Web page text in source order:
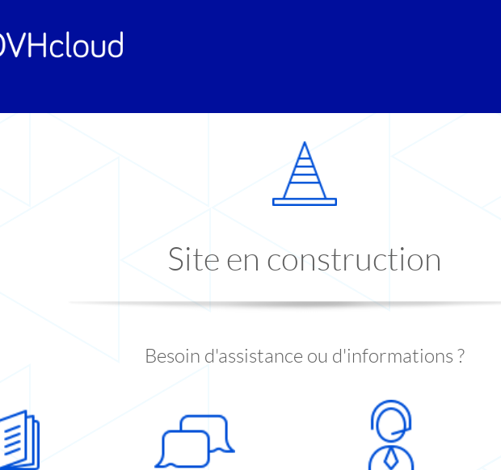
Site en construction
Besoin d'assistance ou d'informations ?